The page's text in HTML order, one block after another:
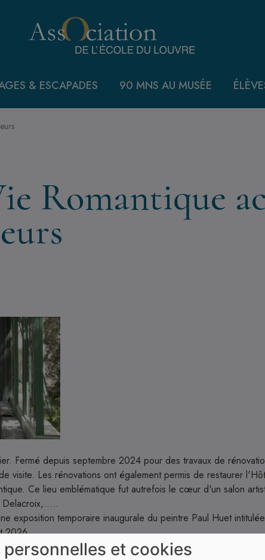
& ESCAPADES 90 MNS AU MUSÉE
Romantique
Fermé depuis septembre 2024 pour des travaux de
visite. Les rénovations ont également permis de restaurer
Ce lieu emblématique fut autrefois le cœur d'un salon
Delacroix,.....
exposition temporaire inaugurale du peintre Paul Huet
2026.
personnelles et cookies